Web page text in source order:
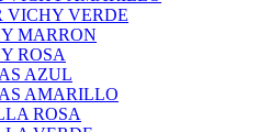
VICHY VERDE
MARRON
ROSA
AZUL
AMARILLO
ROSA